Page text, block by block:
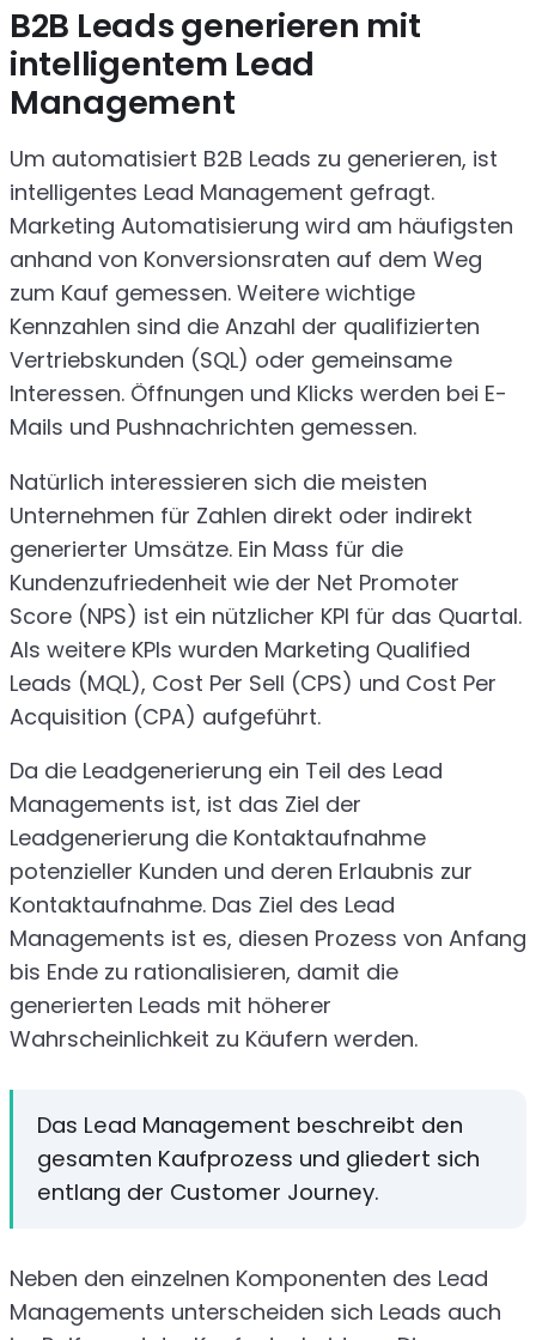
B2B Leads generieren mit
intelligentem Lead
Management
Um automatisiert B2B Leads zu generieren, ist
intelligentes Lead Management gefragt.
Marketing Automatisierung wird am häufigsten
anhand von Konversionsraten auf dem Weg
zum Kauf gemessen. Weitere wichtige
Kennzahlen sind die Anzahl der qualifizierten
Vertriebskunden (SQL) oder gemeinsame
Interessen. Öffnungen und Klicks werden bei E-
Mails und Pushnachrichten gemessen.
Natürlich interessieren sich die meisten
Unternehmen für Zahlen direkt oder indirekt
generierter Umsätze. Ein Mass für die
Kundenzufriedenheit wie der Net Promoter
Score (NPS) ist ein nützlicher KPI für das Quartal.
Als weitere KPIs wurden Marketing Qualified
Leads (MQL), Cost Per Sell (CPS) und Cost Per
Acquisition (CPA) aufgeführt.
Da die Leadgenerierung ein Teil des Lead
Managements ist, ist das Ziel der
Leadgenerierung die Kontaktaufnahme
potenzieller Kunden und deren Erlaubnis zur
Kontaktaufnahme. Das Ziel des Lead
Managements ist es, diesen Prozess von Anfang
bis Ende zu rationalisieren, damit die
generierten Leads mit höherer
Wahrscheinlichkeit zu Käufern werden.
Das Lead Management beschreibt den
gesamten Kaufprozess und gliedert sich
entlang der Customer Journey.
Neben den einzelnen Komponenten des Lead
Managements unterscheiden sich Leads auch